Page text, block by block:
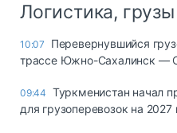
Логистика, грузы
10:07
Перевернувшийся
трассе Южно-Сахалинск —
09:44 Туркменистан начал
для грузоперевозок на 2027